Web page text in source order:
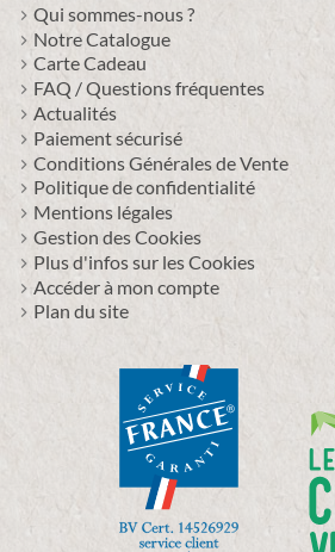
Qui sommes-nous ?
Notre Catalogue
Carte Cadeau
FAQ / Questions fréquentes
Actualités
Paiement sécurisé
Conditions Générales de Vente
Politique de confidentialité
Mentions légales
Gestion des Cookies
Plus d'infos sur les Cookies
Accéder à mon compte
Plan du site